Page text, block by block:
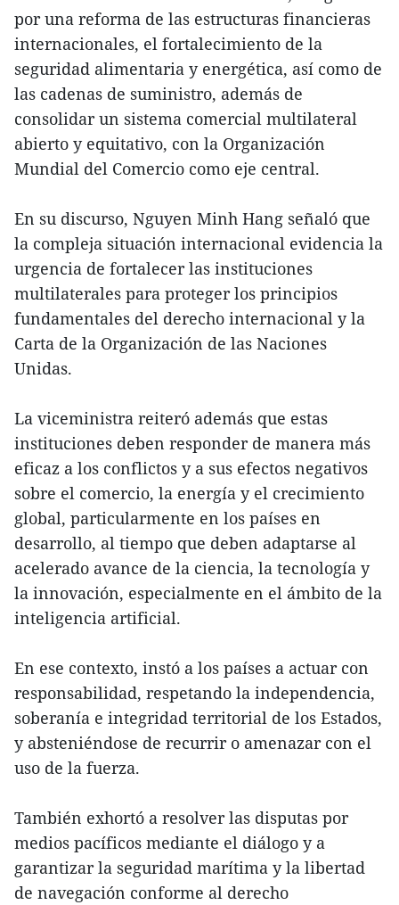
por una reforma de las estructuras financieras
internacionales, el fortalecimiento de la
seguridad alimentaria y energética, así como de
las cadenas de suministro, además de
consolidar un sistema comercial multilateral
abierto y equitativo, con la Organización
Mundial del Comercio como eje central.
En su discurso, Nguyen Minh Hang señaló que
la compleja situación internacional evidencia la
urgencia de fortalecer las instituciones
multilaterales para proteger los principios
fundamentales del derecho internacional y la
Carta de la Organización de las Naciones
Unidas.
La viceministra reiteró además que estas
instituciones deben responder de manera más
eficaz a los conflictos y a sus efectos negativos
sobre el comercio, la energía y el crecimiento
global, particularmente en los países en
desarrollo, al tiempo que deben adaptarse al
acelerado avance de la ciencia, la tecnología y
la innovación, especialmente en el ámbito de la
inteligencia artificial.
En ese contexto, instó a los países a actuar con
responsabilidad, respetando la independencia,
soberanía e integridad territorial de los Estados,
y absteniéndose de recurrir o amenazar con el
uso de la fuerza.
También exhortó a resolver las disputas por
medios pacíficos mediante el diálogo y a
garantizar la seguridad marítima y la libertad
de navegación conforme al derecho